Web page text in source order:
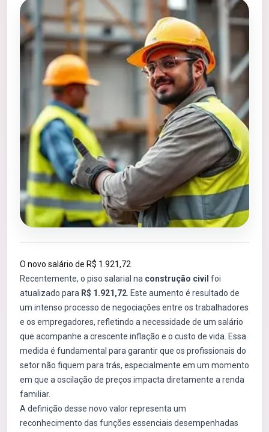
O novo salário de R$ 1.921,72
Recentemente, o piso salarial na construção civil foi
atualizado para R$ 1.921,72 . Este aumento é resultado de
um intenso processo de negociações entre os trabalhadores
e os empregadores, refletindo a necessidade de um salário
que acompanhe a crescente inflação e o custo de vida. Essa
medida é fundamental para garantir que os profissionais do
setor não fiquem para trás, especialmente em um momento
em que a oscilação de preços impacta diretamente a renda
familiar.
A definição desse novo valor representa um
reconhecimento das funções essenciais desempenhadas